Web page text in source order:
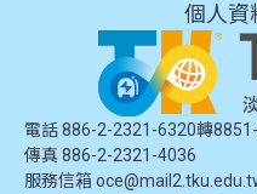
個人資
電話 886-2-2321-6320轉
傳真 886-2-2321-4036
服務信箱